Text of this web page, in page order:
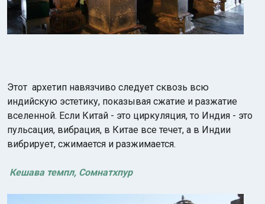
Этот архетип навязчиво следует сквозь всю
индийскую эстетику, показывая сжатие и разжатие
вселенной. Если Китай - это циркуляция, то Индия - это
пульсация, вибрация, в Китае все течет, а в Индии
вибрирует, сжимается и разжимается.
Кешава темпл, Сомнатхпур